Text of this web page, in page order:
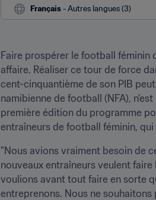
Français - Autres langues (3)
Faire prospérer le football féminin
affaire. Réaliser ce tour de force
cent-cinquantième de son PIB
namibienne de football (NFA),
première édition du programme
entraîneurs de football féminin,
"Nous avions vraiment besoin de
nouveaux entraîneurs veulent
voulions avant tout faire en sorte
entreprenons. Nous ne